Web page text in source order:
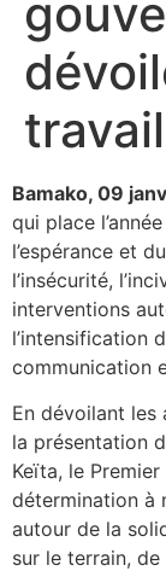
travail
Bamako, 09
qui place
l’espérance et
l’insécurité,
interventions
l’intensification
communication
En dévoilant les
la présentation
Keïta, le
détermination à
autour de la
sur le terrain,